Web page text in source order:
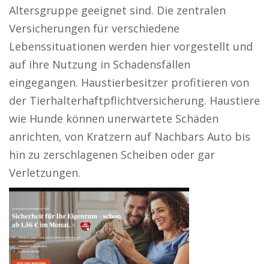
Altersgruppe geeignet sind. Die zentralen
Versicherungen für verschiedene
Lebenssituationen werden hier vorgestellt und
auf ihre Nutzung in Schadensfällen
eingegangen. Haustierbesitzer profitieren von
der Tierhalterhaftpflichtversicherung. Haustiere
wie Hunde können unerwartete Schäden
anrichten, von Kratzern auf Nachbars Auto bis
hin zu zerschlagenen Scheiben oder gar
Verletzungen.